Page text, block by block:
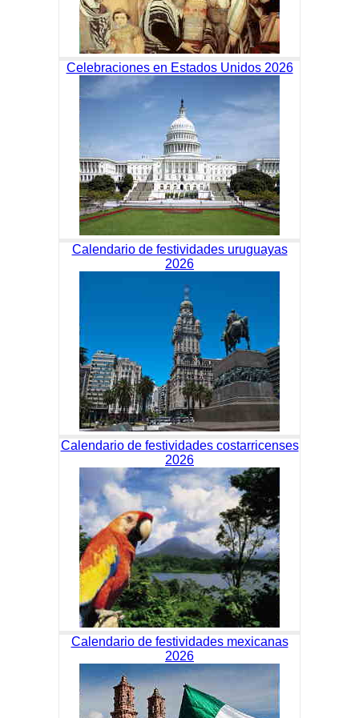
Celebraciones en Estados Unidos 2026
Calendario de festividades uruguayas
2026
Calendario de festividades costarricenses
2026
Calendario de festividades mexicanas
2026